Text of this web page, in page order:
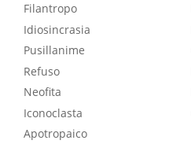
Filantropo
Idiosincrasia
Pusillanime
Refuso
Neofita
Iconoclasta
Apotropaico